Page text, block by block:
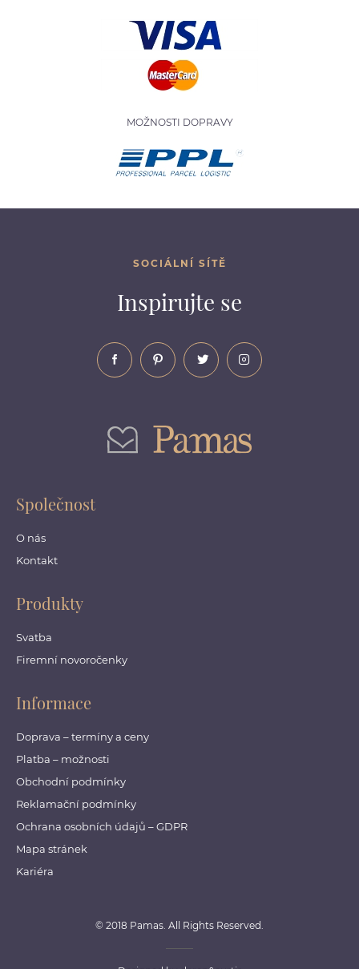
MOŽNOSTI DOPRAVY
SOCIÁLNÍ SÍTĚ
Inspirujte se
Společnost
O nás
Kontakt
Produkty
Svatba
Firemní novoročenky
Informace
Doprava – termíny a ceny
Platba – možnosti
Obchodní podmínky
Reklamační podmínky
Ochrana osobních údajů – GDPR
Mapa stránek
Kariéra
© 2018 Pamas. All Rights Reserved.